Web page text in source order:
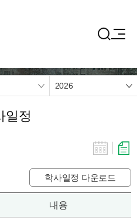
2026
일정
학사일정 다운로드
내용